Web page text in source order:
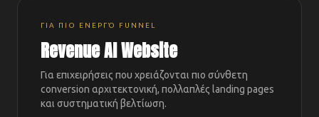
ΓΙΑ ΠΙΟ ΕΝΕΡΓΌ FUNNEL
Revenue AI Website
Για επιχειρήσεις που χρειάζονται πιο σύνθετη
conversion αρχιτεκτονική, πολλαπλές landing pages
και συστηματική βελτίωση.